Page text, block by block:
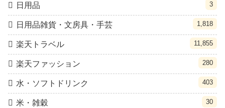
日用品 3
日用品雑貨・文房具・手芸 1,818
楽天トラベル 11,855
楽天ファッション 280
水・ソフトドリンク 403
米・雑穀 30